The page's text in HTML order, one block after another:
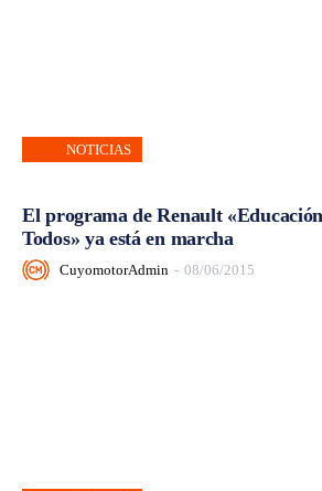
NOTICIAS
El programa de Renault
Todos» ya está en marcha
CuyomotorAdmin - 08/06/2015